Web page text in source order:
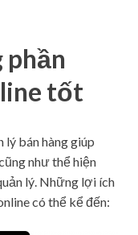
phần
tốt
lý bán hàng giúp
như thể hiện
lý. Những lợi ích
có thể kể đến: